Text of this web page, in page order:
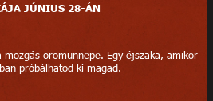
JÚNIUS 28-ÁN
mozgás örömünnepe. Egy éjszaka, amikor
próbálhatod ki magad.